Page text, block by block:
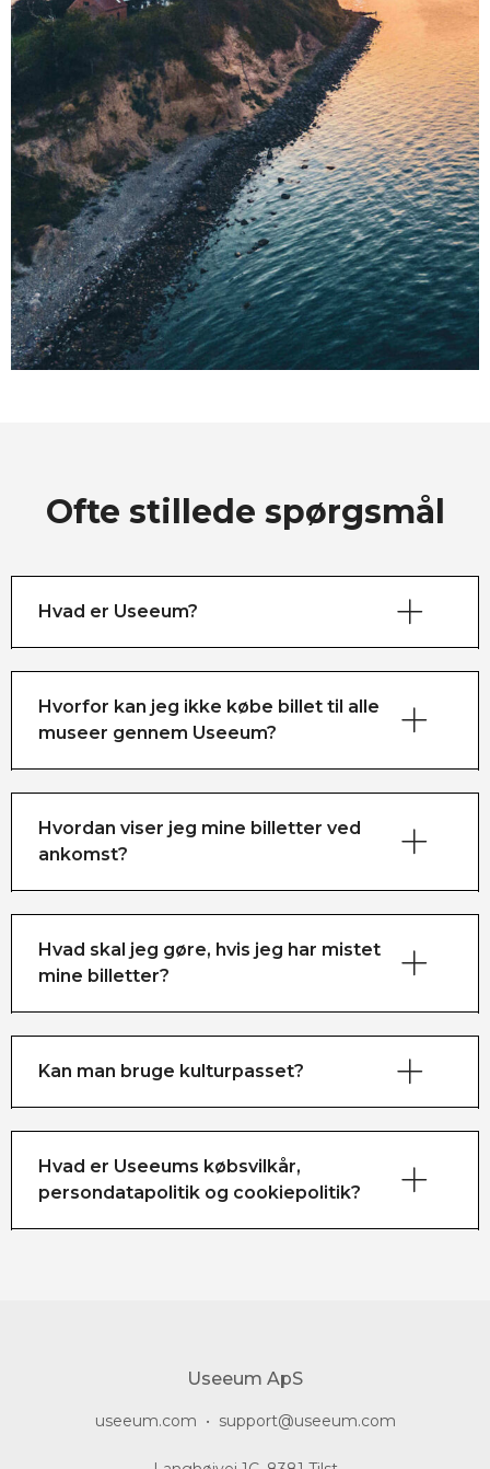
Ofte stillede spørgsmål
Hvad er Useeum?
Hvorfor kan jeg ikke købe billet til alle
museer gennem Useeum?
Hvordan viser jeg mine billetter ved
ankomst?
Hvad skal jeg gøre, hvis jeg har mistet
mine billetter?
Kan man bruge kulturpasset?
Hvad er Useeums købsvilkår,
persondatapolitik og cookiepolitik?
Useeum ApS
useeum.com • support@useeum.com